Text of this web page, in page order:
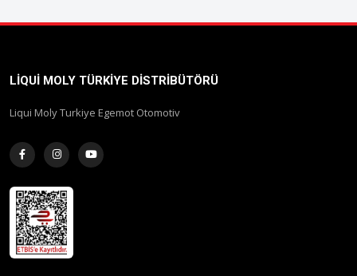
LIQUI MOLY TÜRKIYE DISTRIBÜTÖRÜ
Liqui Moly Turkiye Egemot Otomotiv